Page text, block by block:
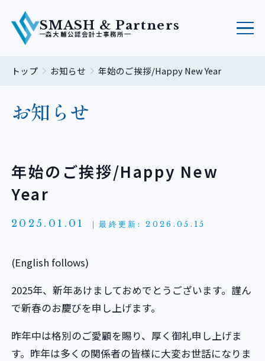
SMASH & Partners
森大輔公認会計士事務所
トップ お知らせ 年始のご挨拶/Happy New Year
お知らせ
年始のご挨拶/Happy New
Year
2025.01.01 ｜最終更新: 2026.05.15
(English follows)
2025年、新年あけましておめでとうございます。謹ん
で新春のお慶びを申し上げます。
昨年中は格別のご愛顧を賜り、厚く御礼申し上げま
す。昨年は多くの関係者の皆様に大変お世話になりま